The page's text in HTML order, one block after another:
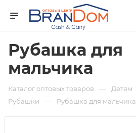
Рубашка для
мальчика
Каталог оптовых товаров — Детям
Рубашки — Рубашка для мальчика